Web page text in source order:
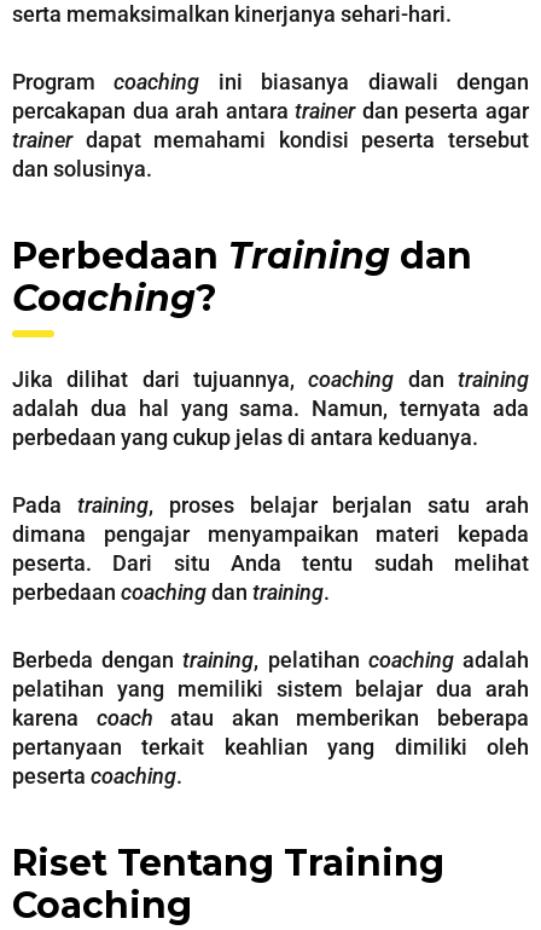
serta memaksimalkan kinerjanya sehari-hari.
Programcoaching ini biasanya diawali dengan
percakapan dua arah antaratrainerdan peserta agar
trainerdapat memahami kondisi peserta tersebut
dan solusinya.
Perbedaan Training dan
Coaching?
Jika dilihat dari tujuannya,coaching dantraining
adalah dua hal yang sama. Namun, ternyata ada
perbedaan yang cukup jelas di antara keduanya.
Pada training, proses belajar berjalan satu arah
dimana pengajar menyampaikan materi kepada
peserta. Dari situ Anda tentu sudah melihat
perbedaan coachingdan training.
Berbeda dengantraining, pelatihan coachingadalah
pelatihan yang memiliki sistem belajar dua arah
karena coach atau akan memberikan beberapa
pertanyaan terkait keahlian yang dimiliki oleh
peserta coaching.
Riset Tentang Training
Coaching